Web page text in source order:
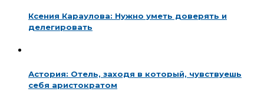
Ксения Караулова: Нужно уметь доверять и
делегировать
Астория: Отель, заходя в который, чувствуешь
себя аристократом